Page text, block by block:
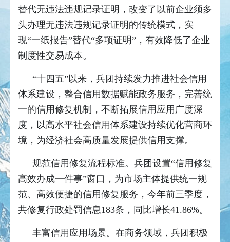
替代无违法违规记录证明，改变了以前企业须多
头办理无违法违规记录证明的传统模式，实
现“一纸报告”替代“多项证明”，有效降低了企业
制度性交易成本。
“十四五”以来，兵团持续发力推进社会信用
体系建设，整合信用数据赋能政务服务，完善统
一的信用修复机制，不断拓展信用应用广度深
度，以高水平社会信用体系建设持续优化营商环
境，为经济社会高质量发展提供信用支撑。
规范信用修复流程标准。兵团设置“信用修复
高效办成一件事”窗口，为市场主体提供统一规
范、高效便捷的信用修复服务，今年前三季度，
共修复行政处罚信息183条，同比增长41.86%。
丰富信用应用场景。在商务领域，兵团积极